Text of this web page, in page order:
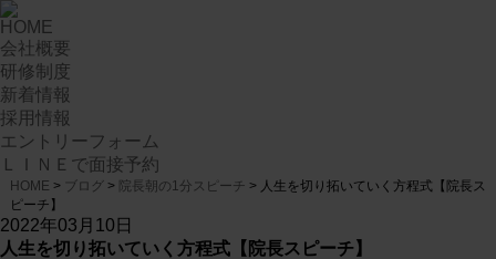
HOME
会社概要
研修制度
新着情報
採用情報
エントリーフォーム
ＬＩＮＥで面接予約
HOME > ブログ> 院長朝の1分スピーチ > 人生を切り拓いていく方程式【院長ス
ピーチ】
2022年03月10日
人生を切り拓いていく方程式【院長スピーチ】